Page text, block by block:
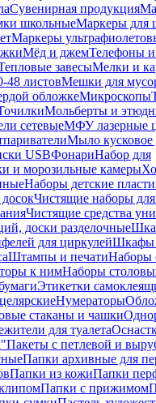
Сувенирная продукция
школьныеМаркеры для
Маркеры
Мёд и джемТелефоны
завесыМелки и
48 листовМешки для
обложкеМикроскопы
Мольберты и
сетевыеМФУ лазерные
Мыло кусковое
USBФонариНабор для
и морозильные камеры
Наборы детские
Чистящие наборы
Чистящие средства
доски разделочные
для циркулейШкафы
Штампы и печатиНаборы
к нимНаборы
Этикетки
Нумераторы
стаканы и чашки
для туалета
Пакеты с петлевой и
Папки архивные для
Папки из кожиПапки
Папки с прижимом